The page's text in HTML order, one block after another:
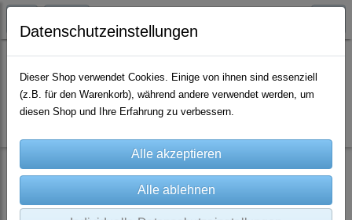
Es wurden leider keine Produkte gefunden.
Datenschutzeinstellungen
Dieser Shop verwendet Cookies. Einige von ihnen sind essenziell
(z.B. für den Warenkorb), während andere verwendet werden, um
diesen Shop und Ihre Erfahrung zu verbessern.